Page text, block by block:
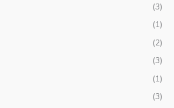
(3)
(1)
(2)
(3)
(1)
(3)